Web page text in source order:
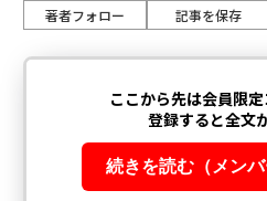
著者フォロー 記事を保存